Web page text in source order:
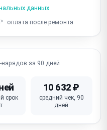
сигнала
(портативные / смарт-
/ пульт ДУ
источника света
данных
· оплата после ремонта
нарядов за 90 дней
срок
10 632 ₽
средний чек, 90
дней